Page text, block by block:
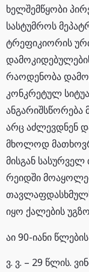
ხელშემწყობი
სასტუმროს
ტრეფიკიორის
რაოდენობა
კონკრეტულ
არც აძლევდნენ
მხოლოდ
მისგან სასურველ
რეიდში
იყო ქალების
აი 90-იანი
ვ. ვ. – 29 წლის.